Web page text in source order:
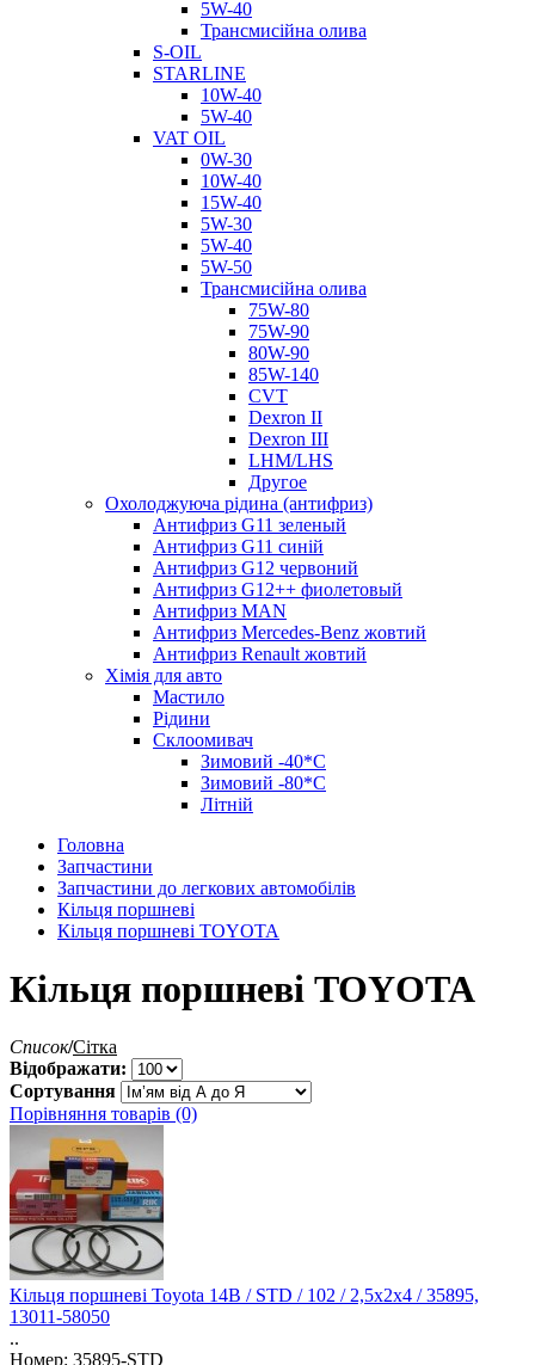
5W-40
Трансмисійна олива
S-OIL
STARLINE
10W-40
5W-40
VAT OIL
0W-30
10W-40
15W-40
5W-30
5W-40
5W-50
Трансмисійна олива
75W-80
75W-90
80W-90
85W-140
CVT
Dexron II
Dexron III
LHM/LHS
Другое
Охолоджуюча рідина (антифриз)
Антифриз G11 зеленый
Антифриз G11 синій
Антифриз G12 червоний
Антифриз G12++ фиолетовый
Антифриз MAN
Антифриз Mercedes-Benz жовтий
Антифриз Renault жовтий
Хімія для авто
Мастило
Рідини
Склоомивач
Зимовий -40*C
Зимовий -80*C
Літній
Головна
Запчастини
Запчастини до легкових автомобілів
Кільця поршневі
Кільця поршневі TOYOTA
Кільця поршневі TOYOTA
Список/Сітка
Відображати:
Сортування
Порівняння товарів (0)
Кільця поршневі Toyota 14B / STD / 102 / 2,5x2x4 / 35895,
13011-58050
..
Номер: 35895-STD